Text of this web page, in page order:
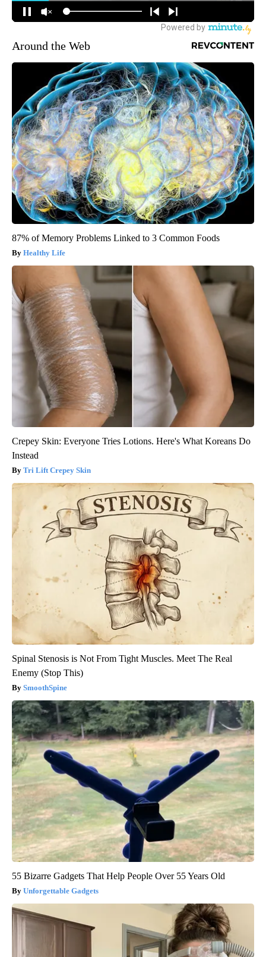
Around the Web
87% of Memory Problems Linked to 3 Common Foods
Healthy Life
Crepey Skin: Everyone Tries Lotions. Here's What Koreans Do
Instead
Tri Lift Crepey Skin
Spinal Stenosis is Not From Tight Muscles. Meet The Real
Enemy (Stop This)
SmoothSpine
55 Bizarre Gadgets That Help People Over 55 Years Old
Unforgettable Gadgets